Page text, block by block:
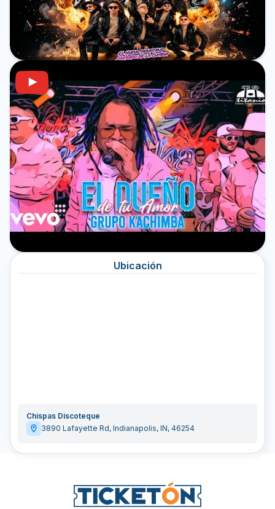
Ubicación
Chispas Discoteque
3890 Lafayette Rd, Indianapolis, IN, 46254